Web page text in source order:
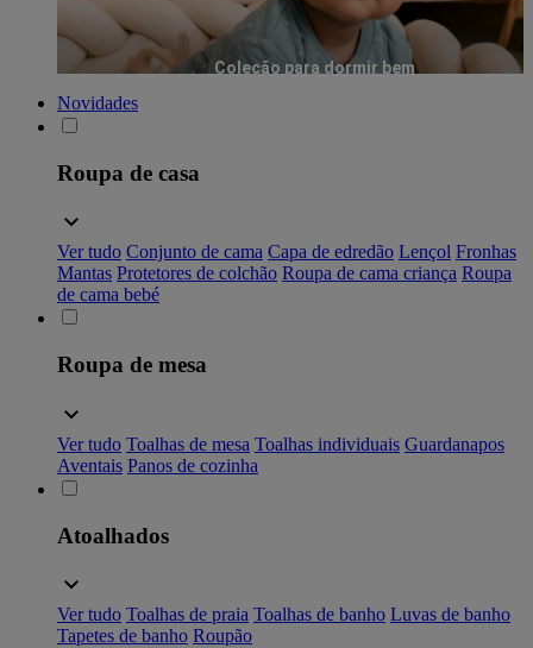
Coleção para dormir bem
Novidades
Roupa de casa
Ver tudo Conjunto de cama Capa de edredão Lençol Fronhas
Mantas Protetores de colchão Roupa de cama criança Roupa
de cama bebé
Roupa de mesa
Ver tudo Toalhas de mesa Toalhas individuais Guardanapos
Aventais Panos de cozinha
Atoalhados
Ver tudo Toalhas de praia Toalhas de banho Luvas de banho
Tapetes de banho Roupão